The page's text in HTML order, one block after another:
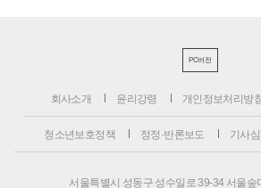
PC버전
회사소개 윤리강령 개인정보처리방
청소년보호정책 정정·반론보도 기사
서울특별시 성동구 성수일로 39-34 서울숲